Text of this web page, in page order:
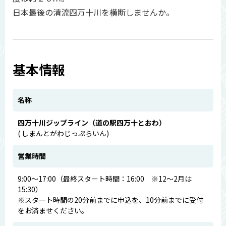
日本最後の清流四万十川を横断しませんか。
基本情報
名称
四万十川ジップライン（道の駅四万十とおわ）
( しまんとがわじっぷらいん)
営業時間
9:00～17:00（最終スタート時間：16:00 ※12～2月は
15:30）
※スタート時間の20分前までに申込を、10分前までに受付
をお済ませください。